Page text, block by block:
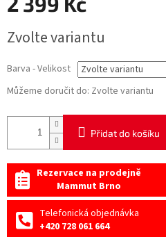
cena:
Zvolte variantu
Barva - Velikost
Můžeme doručit do: Zvolte variantu
Přidat do košíku
Rezervace na prodejně
Mammut Brno
Telefonická objednávka
+420 728 061 664